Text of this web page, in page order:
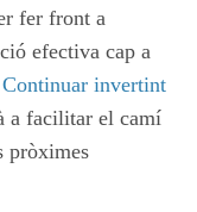
fer front a
efectiva cap a
Continuar invertint
a facilitar el camí
pròximes